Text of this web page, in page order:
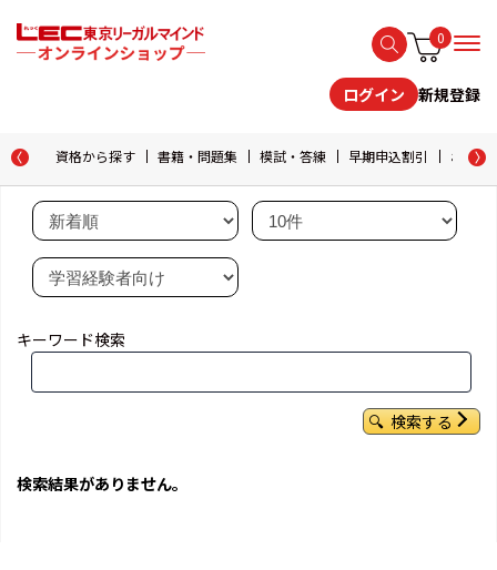
0
ログイン 新規登録
資格から探す 書籍・問題集 模試・答練 早期申込割引 おため
キーワード検索
検索する
検索結果がありません。